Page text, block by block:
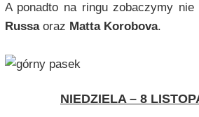
A ponadto na ringu zobaczymy nie
Russaoraz Matta Korobova.
NIEDZIELA – 8